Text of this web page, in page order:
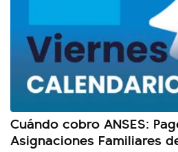
Cuándo cobro ANSES:
Asignaciones Familiares